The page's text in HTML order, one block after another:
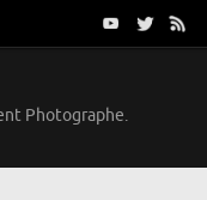
Photographe.